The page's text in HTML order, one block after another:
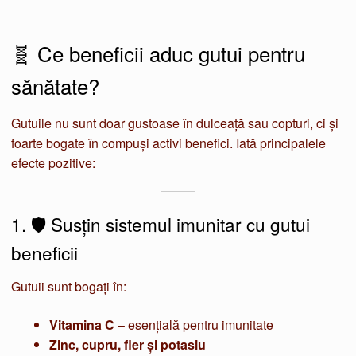
🧬 Ce beneficii aduc gutui pentru
sănătate?
Gutuile nu sunt doar gustoase în dulceață sau copturi, ci și
foarte bogate în compuși activi benefici. Iată principalele
efecte pozitive:
1. 🛡️ Susțin sistemul imunitar cu gutui
beneficii
Gutuii sunt bogați în:
Vitamina C – esențială pentru imunitate
Zinc, cupru, fier și potasiu